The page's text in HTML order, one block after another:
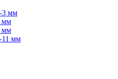
3 мм
мм
мм
11 мм